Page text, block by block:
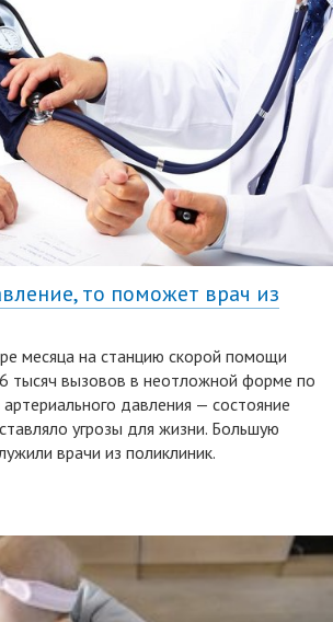
то поможет врач из
месяца на станцию скорой помощи
тысяч вызовов в неотложной форме по
давления — состояние
угрозы для жизни. Большую
врачи из поликлиник.